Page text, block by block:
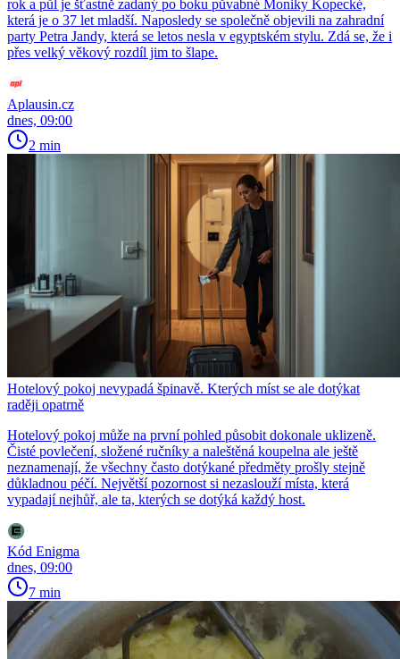
rok a půl je šťastně zadaný po boku půvabné Moniky Kopecké,
která je o 37 let mladší. Naposledy se společně objevili na zahradní
party Petra Jandy, která se letos nesla v egyptském stylu. Zdá se, že i
přes velký věkový rozdíl jim to šlape.
Aplausin.cz
dnes, 09:00
2 min
Hotelový pokoj nevypadá špinavě. Kterých míst se ale dotýkat
raději opatrně
Hotelový pokoj může na první pohled působit dokonale uklizeně.
Čisté povlečení, složené ručníky a naleštěná koupelna ale ještě
neznamenají, že všechny často dotýkané předměty prošly stejně
důkladnou péčí. Největší pozornost si nezaslouží místa, která
vypadají nejhůř, ale ta, kterých se dotýká každý host.
Kód Enigma
dnes, 09:00
7 min